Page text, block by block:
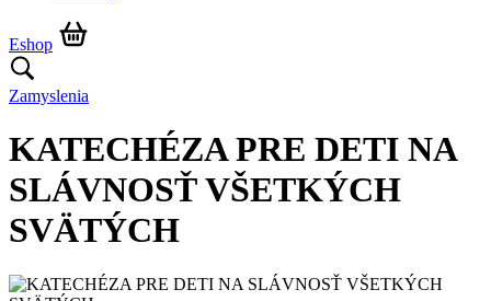
Eshop
Zamyslenia
KATECHÉZA PRE DETI NA
SLÁVNOSŤ VŠETKÝCH
SVÄTÝCH